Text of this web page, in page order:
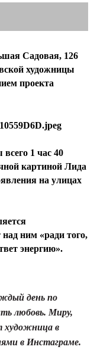
Садовая, 126
художницы
проекта
1 час 40
картиной Лида
на улицах
ним «ради того,
энергию».
день по
любовь. Миру,
художница в
в Инстаграме.